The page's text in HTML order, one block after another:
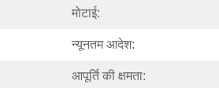
मोटाई:
न्यूनतम आदेश:
आपूर्ति की क्षमता: